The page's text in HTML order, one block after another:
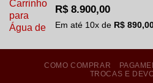
R$8.900,00
Em até 10x de R$
COMO COMPRAR
TROCAS E